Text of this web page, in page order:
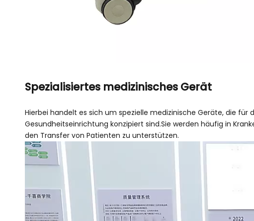
Spezialisiertes medizinisches Gerät
Hierbei handelt es sich um spezielle medizinische Geräte, die
Gesundheitseinrichtung konzipiert sind.Sie werden häufig in
den Transfer von Patienten zu unterstützen.